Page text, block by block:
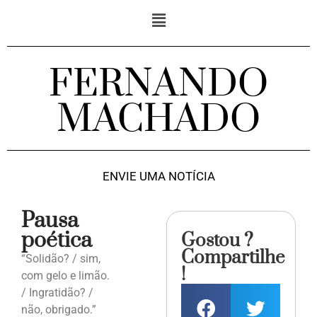
FERNANDO
MACHADO
ENVIE UMA NOTÍCIA
Pausa
poética
“Solidão? / sim,
com gelo e limão.
/ Ingratidão? /
não, obrigado.”
Gostou ?
Compartilhe
!